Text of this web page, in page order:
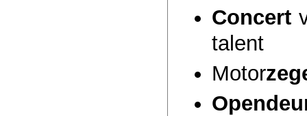
Concert
talent
Motor